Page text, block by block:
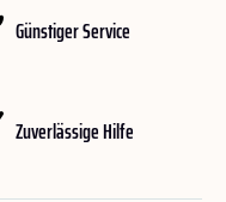
Günstiger Service
Zuverlässige Hilfe